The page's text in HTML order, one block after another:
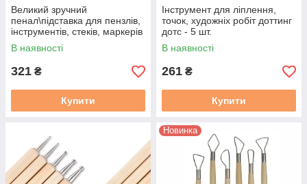
Великий зручний
пенал\підставка для пензлів,
інструментів, стеків, маркерів
і ін.художніх матеріалів,
26*20 см
В наявності
321 ₴
Купити
Інструмент для ліплення,
точок, художніх робіт доттинг
дотс - 5 шт.
В наявності
261 ₴
Купити
Новинка